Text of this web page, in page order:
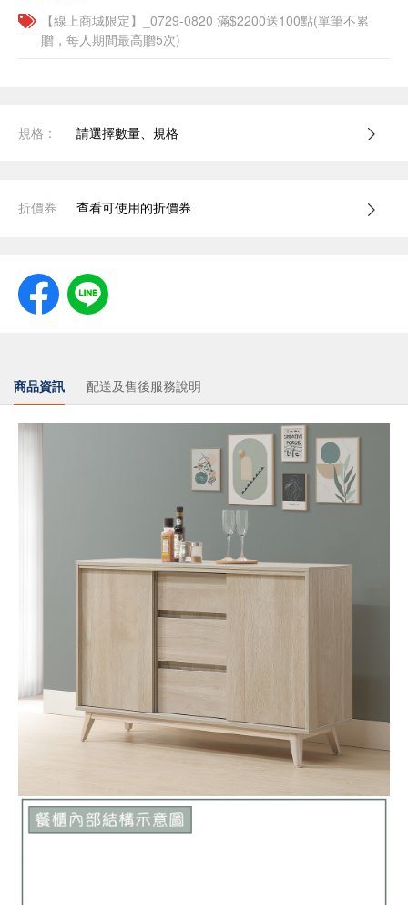
【線上商城限定】_0729-0820 滿$2200送100點(單筆不累
贈，每人期間最高贈5次)
規格： 請選擇數量、規格
折價券 查看可使用的折價券
商品資訊 配送及售後服務說明